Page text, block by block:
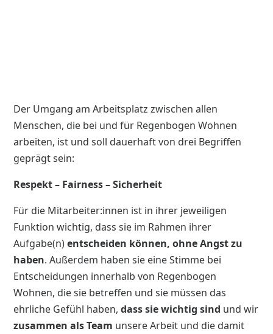
Der Umgang am Arbeitsplatz zwischen allen
Menschen, die bei und für Regenbogen Wohnen
arbeiten, ist und soll dauerhaft von drei Begriffen
geprägt sein:
Respekt – Fairness – Sicherheit
Für die Mitarbeiter:innen ist in ihrer jeweiligen
Funktion wichtig, dass sie im Rahmen ihrer
Aufgabe(n)entscheiden können, ohne Angst zu
haben. Außerdem haben sie eine Stimme bei
Entscheidungen innerhalb von Regenbogen
Wohnen, die sie betreffen und sie müssen das
ehrliche Gefühl haben,dass sie wichtig sind und wir
zusammen als Team unsere Arbeit und die damit